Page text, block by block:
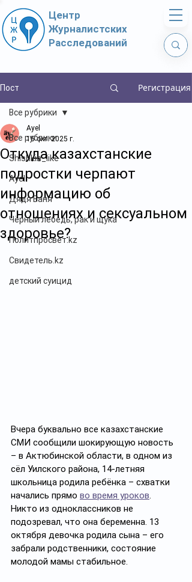
Центр
Журналистских
Расследований
Пост Регистрация
Все рубрики
Shishkin_like
Ayel
Дядя Ваня
Чёрный лебедь, рак и щука
Политпросвет.kz
Свидетель.kz
детский суицид
Все рубрики
Откуда казахстанские
подростки черпают
информацию об
отношениях и сексуальном
здоровье?
Ayel
15 окт. 2025 г.
Вчера буквально все казахстанские
СМИ сообщили шокирующую новость
– в Актюбинской области, в одном из
сёл Уилского района, 14-летняя
школьница родила ребёнка – схватки
начались прямо во время уроков.
Никто из одноклассников не
подозревал, что она беременна. 13
октября девочка родила сына – его
забрали родственники, состояние
молодой мамы стабильное.